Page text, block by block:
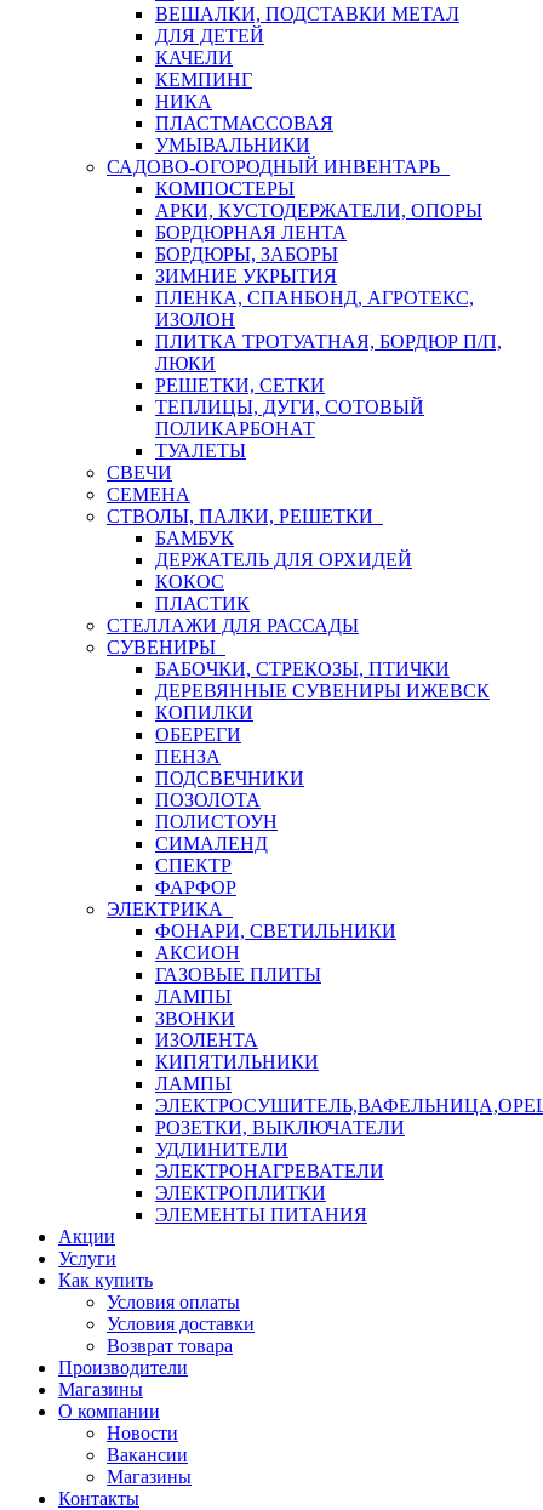
ВЕШАЛКИ, ПОДСТАВКИ МЕТАЛ
ДЛЯ ДЕТЕЙ
КАЧЕЛИ
КЕМПИНГ
НИКА
ПЛАСТМАССОВАЯ
УМЫВАЛЬНИКИ
САДОВО-ОГОРОДНЫЙ ИНВЕНТАРЬ
КОМПОСТЕРЫ
АРКИ, КУСТОДЕРЖАТЕЛИ, ОПОРЫ
БОРДЮРНАЯ ЛЕНТА
БОРДЮРЫ, ЗАБОРЫ
ЗИМНИЕ УКРЫТИЯ
ПЛЕНКА, СПАНБОНД, АГРОТЕКС,
ИЗОЛОН
ПЛИТКА ТРОТУАТНАЯ, БОРДЮР П/П,
ЛЮКИ
РЕШЕТКИ, СЕТКИ
ТЕПЛИЦЫ, ДУГИ, СОТОВЫЙ
ПОЛИКАРБОНАТ
ТУАЛЕТЫ
СВЕЧИ
СЕМЕНА
СТВОЛЫ, ПАЛКИ, РЕШЕТКИ
БАМБУК
ДЕРЖАТЕЛЬ ДЛЯ ОРХИДЕЙ
КОКОС
ПЛАСТИК
СТЕЛЛАЖИ ДЛЯ РАССАДЫ
СУВЕНИРЫ
БАБОЧКИ, СТРЕКОЗЫ, ПТИЧКИ
ДЕРЕВЯННЫЕ СУВЕНИРЫ ИЖЕВСК
КОПИЛКИ
ОБЕРЕГИ
ПЕНЗА
ПОДСВЕЧНИКИ
ПОЗОЛОТА
ПОЛИСТОУН
СИМАЛЕНД
СПЕКТР
ФАРФОР
ЭЛЕКТРИКА
ФОНАРИ, СВЕТИЛЬНИКИ
АКСИОН
ГАЗОВЫЕ ПЛИТЫ
ЛАМПЫ
ЗВОНКИ
ИЗОЛЕНТА
КИПЯТИЛЬНИКИ
ЛАМПЫ
РОЗЕТКИ, ВЫКЛЮЧАТЕЛИ
УДЛИНИТЕЛИ
ЭЛЕКТРОНАГРЕВАТЕЛИ
ЭЛЕКТРОПЛИТКИ
ЭЛЕМЕНТЫ ПИТАНИЯ
Акции
Услуги
Как купить
Условия оплаты
Условия доставки
Возврат товара
Производители
Магазины
О компании
Новости
Вакансии
Магазины
Контакты